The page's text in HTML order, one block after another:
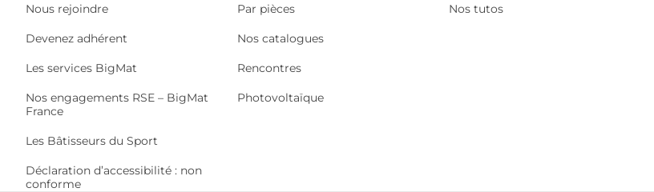
Nous rejoindre
Devenez adhérent
Les services BigMat
Nos engagements RSE – BigMat
France
Les Bâtisseurs du Sport
Déclaration d’accessibilité : non
conforme
Par pièces
Nos catalogues
Rencontres
Photovoltaïque
Nos tutos